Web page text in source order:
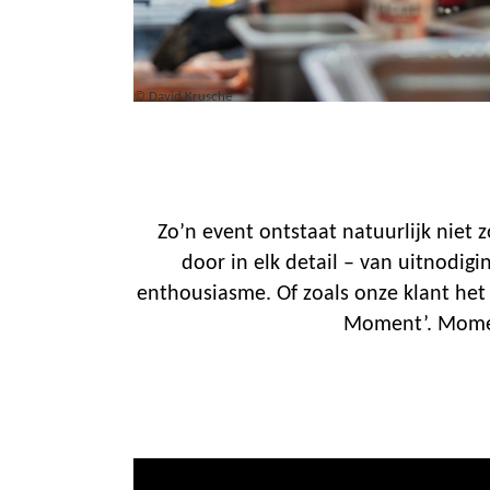
© David Krusche
Zo’n event ontstaat natuurlijk niet
door in elk detail – van
enthousiasme. Of zoals onze klant
Moment’.